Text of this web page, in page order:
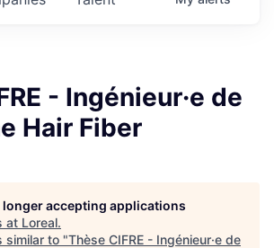
- Ingénieur·e de
Hair Fiber
longer accepting applications
at Loreal.
similar to "Thèse CIFRE - Ingénieur·e de